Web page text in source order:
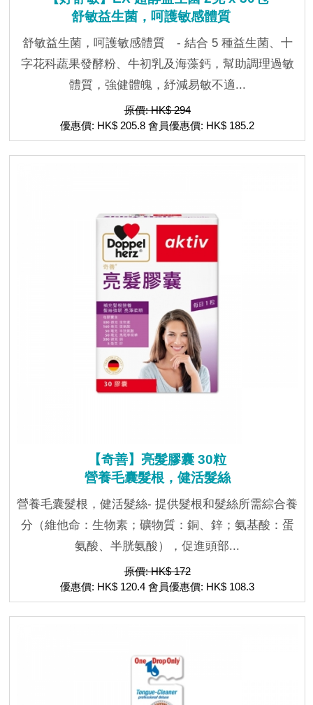
舒敏益生菌，呵護敏感體質
舒敏益生菌，呵護敏感體質 - 結合 5 種益生菌、十
字花科蔬果發酵粉、牛初乳及海藻鈣，幫助調理過敏
體質，強健體魄，紓減易敏不適...
原價: HK$ 294
優惠價: HK$ 205.8 會員優惠價: HK$ 185.2
【奇善】亮髮膠囊 30粒
營養毛囊髮根，健活髮絲
營養毛囊髮根，健活髮絲- 提供髮根和髮絲所需綜合養
分（維他命：生物素；礦物質：銅、鋅；氨基酸：蛋
氨酸、半胱氨酸），促進頭部...
原價: HK$ 172
優惠價: HK$ 120.4 會員優惠價: HK$ 108.3